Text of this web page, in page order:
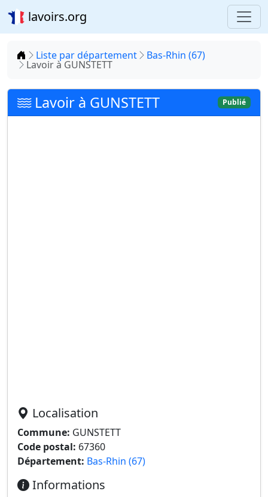
lavoirs.org
Accueil
Liste par département Bas-Rhin (67)
Lavoir à GUNSTETT
Lavoir à GUNSTETT Publié
Localisation
Commune: GUNSTETT
Code postal: 67360
Département: Bas-Rhin (67)
Informations